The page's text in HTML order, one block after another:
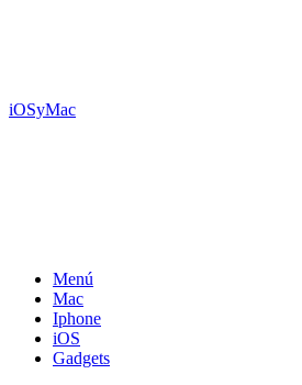
iOSyMac
Menú
Mac
Iphone
iOS
Gadgets